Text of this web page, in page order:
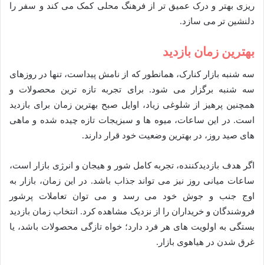
ریزی بهتر و درک عمیق تر از فرهنگ محلی کمک می کند و سفر را
دلنشین تر می سازد.
بهترین زمان بازدید
سه شنبه بازار کنارک، همانطور که از نامش پیداست، تنها در روزهای
سه شنبه برگزار می شود. برای تجربه تازه ترین محصولات و
همچنین پرهیز از شلوغی زیاد، اوایل صبح بهترین زمان برای بازدید
است. در این ساعات، میوه ها و سبزیجات تازه چیده شده و ماهی
های صید روز، در بهترین وضعیت خود قرار دارند.
اگر هدف بازدیدکننده، تجربه کامل شور و هیجان و انرژی بازار است،
ساعات میانی روز نیز می تواند جذاب باشد. در این زمان، بازار به
اوج جنب و جوش خود می رسد و می توان تعاملات پرشور
فروشندگان و خریداران را از نزدیک مشاهده کرد. انتخاب زمان بازدید
بستگی به اولویت های هر فرد دارد؛ خواه تازگی محصولات باشد، یا
غرق شدن در هیاهوی بازار.